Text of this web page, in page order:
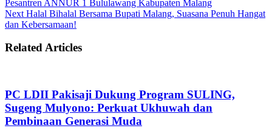
Pesantren ANNUR 1 Bululawang Kabupaten Malang
Next Halal Bihalal Bersama Bupati Malang, Suasana Penuh Hangat
dan Kebersamaan!
Related Articles
PC LDII Pakisaji Dukung Program SULING,
Sugeng Mulyono: Perkuat Ukhuwah dan
Pembinaan Generasi Muda